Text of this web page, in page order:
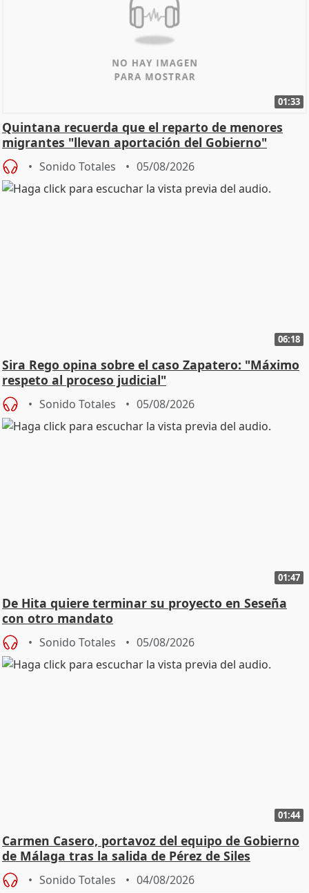
01:33
Quintana recuerda que el reparto de menores
migrantes "llevan aportación del Gobierno"
central
Sonido Totales 05/08/2026
06:18
Sira Rego opina sobre el caso Zapatero: "Máximo
respeto al proceso judicial"
Sonido Totales 05/08/2026
01:47
De Hita quiere terminar su proyecto en Seseña
con otro mandato
Sonido Totales 05/08/2026
01:44
Carmen Casero, portavoz del equipo de Gobierno
de Málaga tras la salida de Pérez de Siles
Sonido Totales 04/08/2026